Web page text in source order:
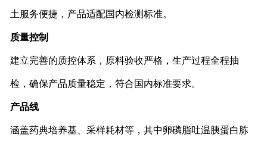
土服务便捷，产品适配国内检测标准。
质量控制
建立完善的质控体系，原料验收严格，生产过程全程抽
检，确保产品质量稳定，符合国内标准要求。
产品线
涵盖药典培养基、采样耗材等，其中卵磷脂吐温胰蛋白胨